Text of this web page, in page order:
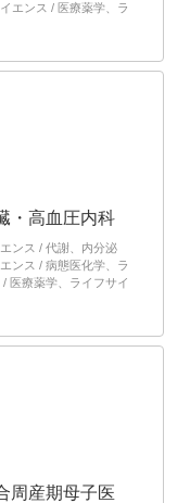
エンス / 医療薬学、ラ
・高血圧内科
ンス / 代謝、内分泌
ンス / 病態医化学、ラ
医療薬学、ライフサイ
周産期母子医